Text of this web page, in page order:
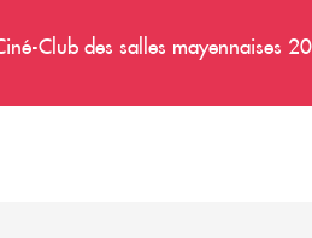
Club des salles mayennaises